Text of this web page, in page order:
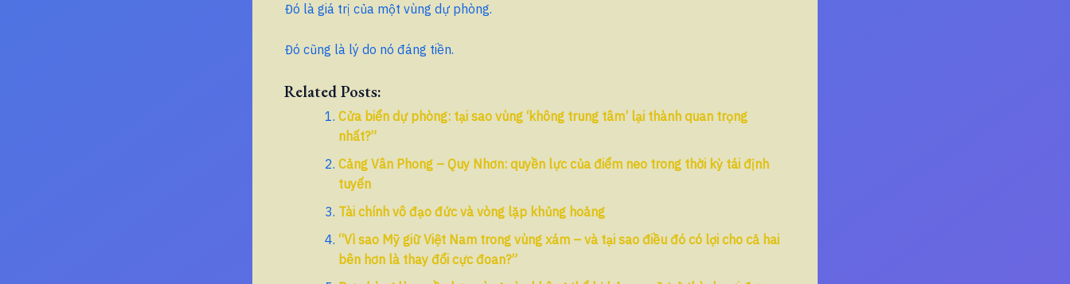
Đó là giá trị của một vùng dự phòng.
Đó cũng là lý do nó đáng tiền.
Related Posts:
Cửa biển dự phòng: tại sao vùng ‘không trung tâm’ lại thành quan trọng
nhất?”
Cảng Vân Phong – Quy Nhơn: quyền lực của điểm neo trong thời kỳ tái định
tuyến
Tài chính vô đạo đức và vòng lặp khủng hoảng
“Vì sao Mỹ giữ Việt Nam trong vùng xám – và tại sao điều đó có lợi cho cả hai
bên hơn là thay đổi cực đoan?”